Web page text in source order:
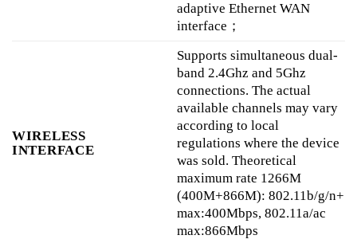
adaptive Ethernet WAN
interface；
WIRELESS
INTERFACE
Supports simultaneous dual-
band 2.4Ghz and 5Ghz
connections. The actual
available channels may vary
according to local
regulations where the device
was sold. Theoretical
maximum rate 1266M
(400M+866M): 802.11b/g/n+
max:400Mbps, 802.11a/ac
max:866Mbps